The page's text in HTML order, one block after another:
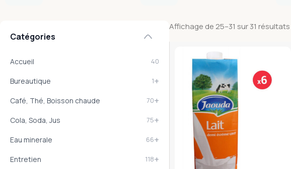
Catégories
Accueil 40
Bureautique 1+
Café, Thé, Boisson chaude 70+
Cola, Soda, Jus 75+
Eau minerale 66+
Entretien 118+
Affichage de 25–31 sur 31 résultats